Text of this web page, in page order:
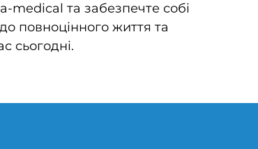
та забезпечте собі
повноцінного життя та
сьогодні.